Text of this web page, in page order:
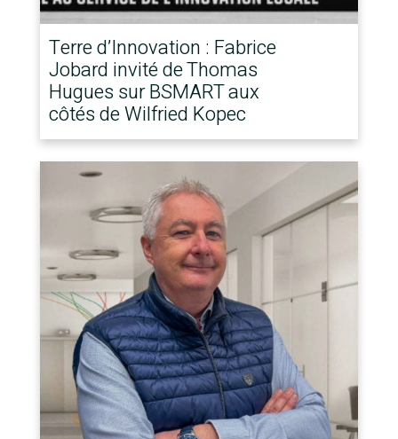
Terre d’Innovation : Fabrice
Jobard invité de Thomas
Hugues sur BSMART aux
côtés de Wilfried Kopec